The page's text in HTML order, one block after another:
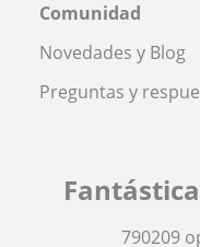
Comunidad
Novedades y Blog
Preguntas y
Fantástica
790209